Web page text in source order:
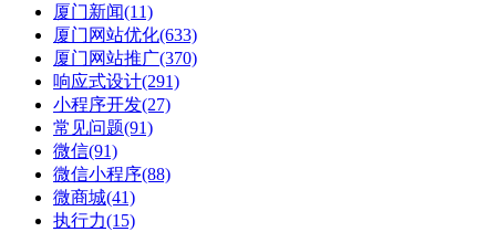
厦门新闻(11)
厦门网站优化(633)
厦门网站推广(370)
响应式设计(291)
小程序开发(27)
常见问题(91)
微信(91)
微信小程序(88)
微商城(41)
执行力(15)